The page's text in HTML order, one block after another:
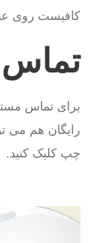
کافیست روی
برای تماس
رایگان هم می
چپ کلیک کنید.